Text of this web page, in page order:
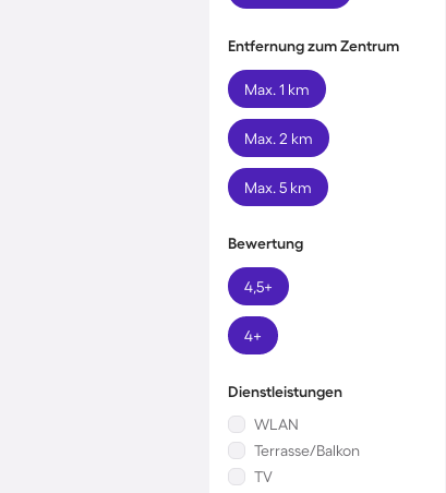
Entfernung zum Zentrum
Max. 1 km
Max. 2 km
Max. 5 km
Bewertung
4,5+
4+
Dienstleistungen
WLAN
Terrasse/Balkon
TV